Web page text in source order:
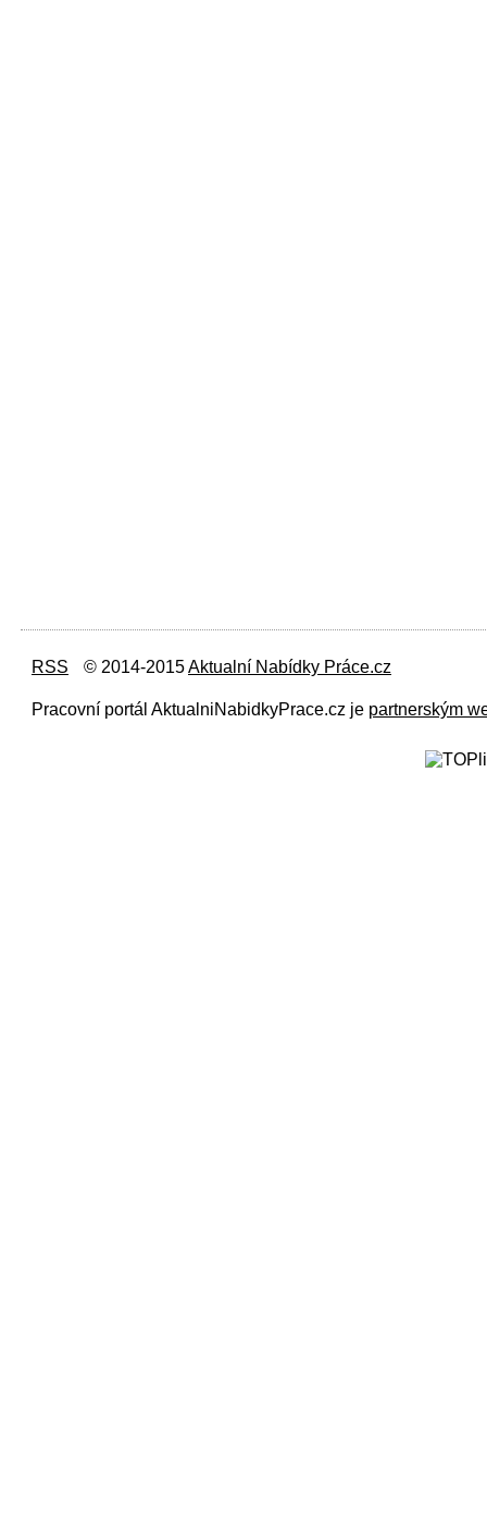
RSS © 2014-2015Aktualní Nabídky Práce.cz
Pracovní portál AktualniNabidkyPrace.cz je partnerským